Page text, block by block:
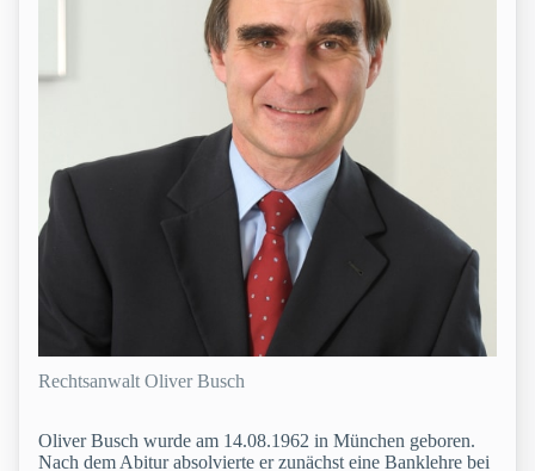
Rechtsanwalt Oliver Busch
Oliver Busch wurde am 14.08.1962 in München geboren.
Nach dem Abitur absolvierte er zunächst eine Banklehre bei